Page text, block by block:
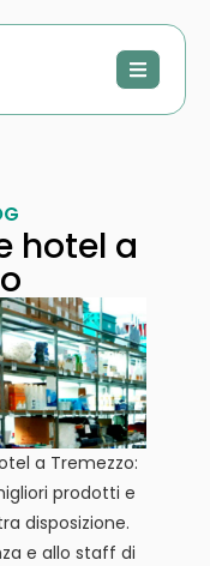
hotel a
a Tremezzo:
prodotti e
disposizione.
e allo staff di